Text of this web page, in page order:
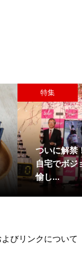
特集
ついに解禁
自宅でボジ
愉し...
びリンクについて